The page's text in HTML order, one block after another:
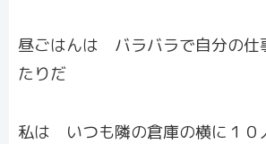
昼ごはんは バラバラで自分の仕
たりだ
私は いつも隣の倉庫の横に１０